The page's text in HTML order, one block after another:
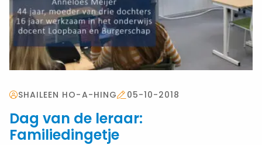
SHAILEEN HO-A-HING 05-10-2018
Dag van de leraar:
Familiedingetje